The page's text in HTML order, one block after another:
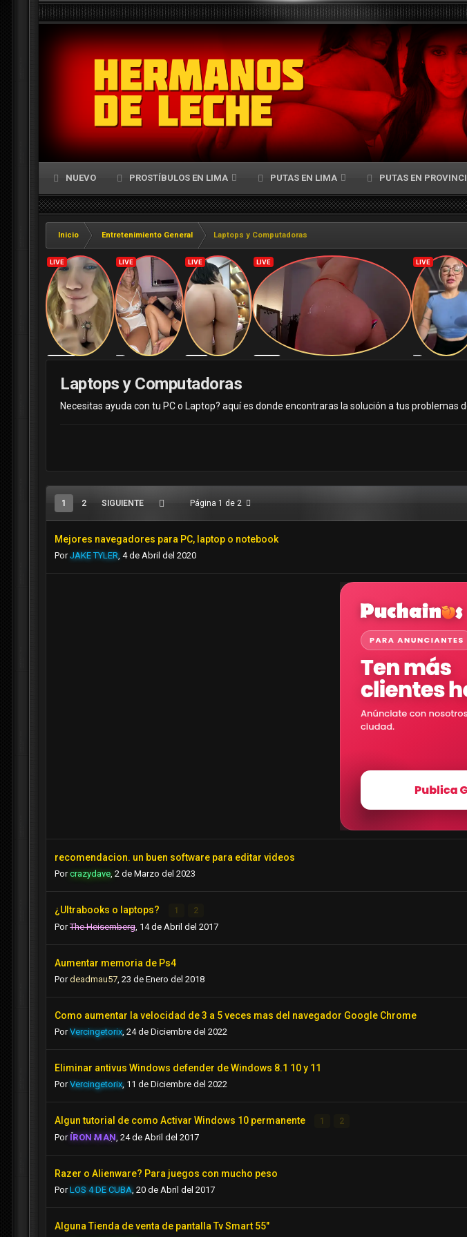
NUEVO PROSTÍBULOS EN LIMA PUTAS EN LIMA PUTAS EN
Inicio Entretenimiento General Laptops y Computadoras
Laptops y Computadoras
Necesitas ayuda con tu PC o Laptop? aquí es donde encontraras la solución a tus problemas
1 2 SIGUIENTE Página 1 de 2
Mejores navegadores para PC, laptop o notebook
PorJAKE TYLER, 4 de Abril del 2020
recomendacion. un buen software para editar videos
Porcrazydave, 2 de Marzo del 2023
¿Ultrabooks o laptops? 1 2
PorThe Heisemberg, 14 de Abril del 2017
Aumentar memoria de Ps4
Pordeadmau57, 23 de Enero del 2018
Como aumentar la velocidad de 3 a 5 veces mas del navegador Google Chrome
PorVercingetorix, 24 de Diciembre del 2022
Eliminar antivus Windows defender de Windows 8.1 10 y 11
PorVercingetorix, 11 de Diciembre del 2022
Algun tutorial de como Activar Windows 10 permanente 1 2
Por IRON MAN,24 de Abril del 2017
Razer o Alienware? Para juegos con mucho peso
PorLOS 4 DE CUBA, 20 de Abril del 2017
Alguna Tienda de venta de pantalla Tv Smart 55"